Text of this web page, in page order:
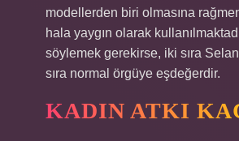
modellerden biri olmasına
hala yaygın olarak
söylemek gerekirse, iki sıra
sıra normal örgüye eşdeğerdir.
KADIN ATKI